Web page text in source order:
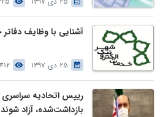
آشنایی با وظایف
25 دی 1397 49412
رییس اتحادیه سراسری
بازداشت‌شده، آزاد شوند